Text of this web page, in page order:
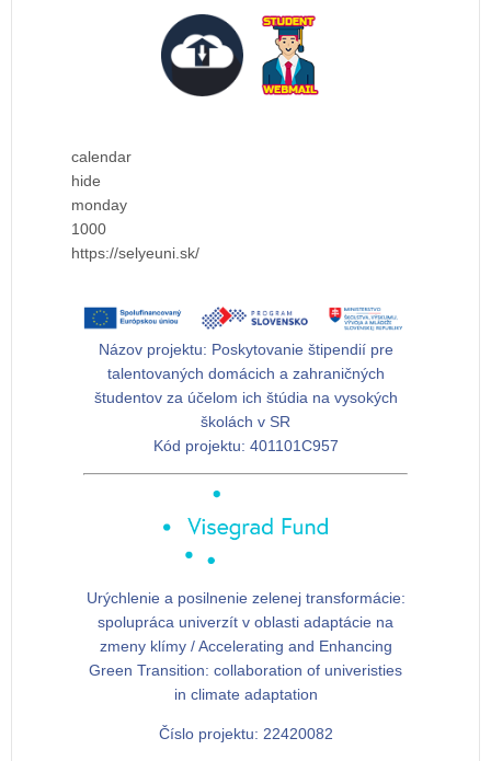
calendar
hide
monday
1000
https://selyeuni.sk/
Názov projektu: Poskytovanie štipendií pre
talentovaných domácich a zahraničných
študentov za účelom ich štúdia na vysokých
školách v SR
Kód projektu: 401101C957
Urýchlenie a posilnenie zelenej transformácie:
spolupráca univerzít v oblasti adaptácie na
zmeny klímy / Accelerating and Enhancing
Green Transition: collaboration of univeristies
in climate adaptation
Číslo projektu: 22420082